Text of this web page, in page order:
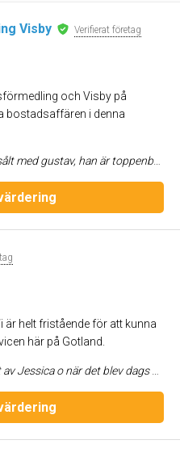
Visby Verifierat företag
och Visby på
bostadsaffären i denna
med gustav, han är toppenbra!
helt fristående för att kunna
här på Gotland.
respektfull, inlyssnande o ärlig. Vi har litat på hennes stöd till 100%. Vi kan varmt rekommendera Jessica som mäklare o skulle vi behöva mäklartjänster i framtiden så är det Jessica vi önskar ha vid vår sida.